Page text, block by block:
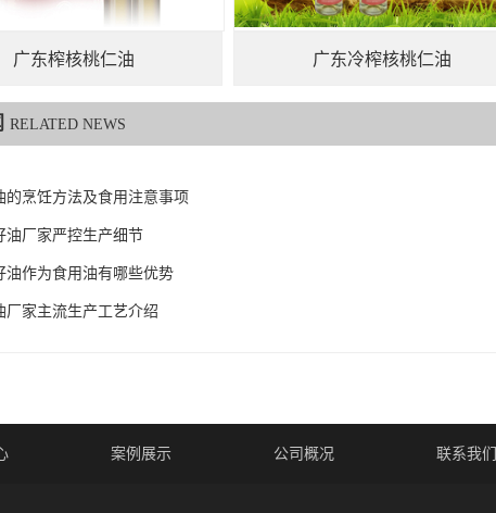
广东榨核桃仁油 广东冷榨核桃仁油
RELATED NEWS
的烹饪方法及食用注意事项
油厂家严控生产细节
油作为食用油有哪些优势
厂家主流生产工艺介绍
案例展示 公司概况 联系我们